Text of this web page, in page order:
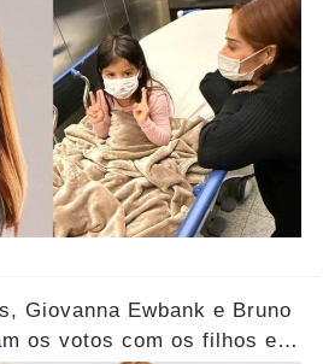
Giovanna Ewbank e Bruno
os votos com os filhos em